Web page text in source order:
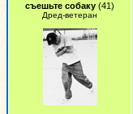
съешьте собаку (41)
Дред-ветеран